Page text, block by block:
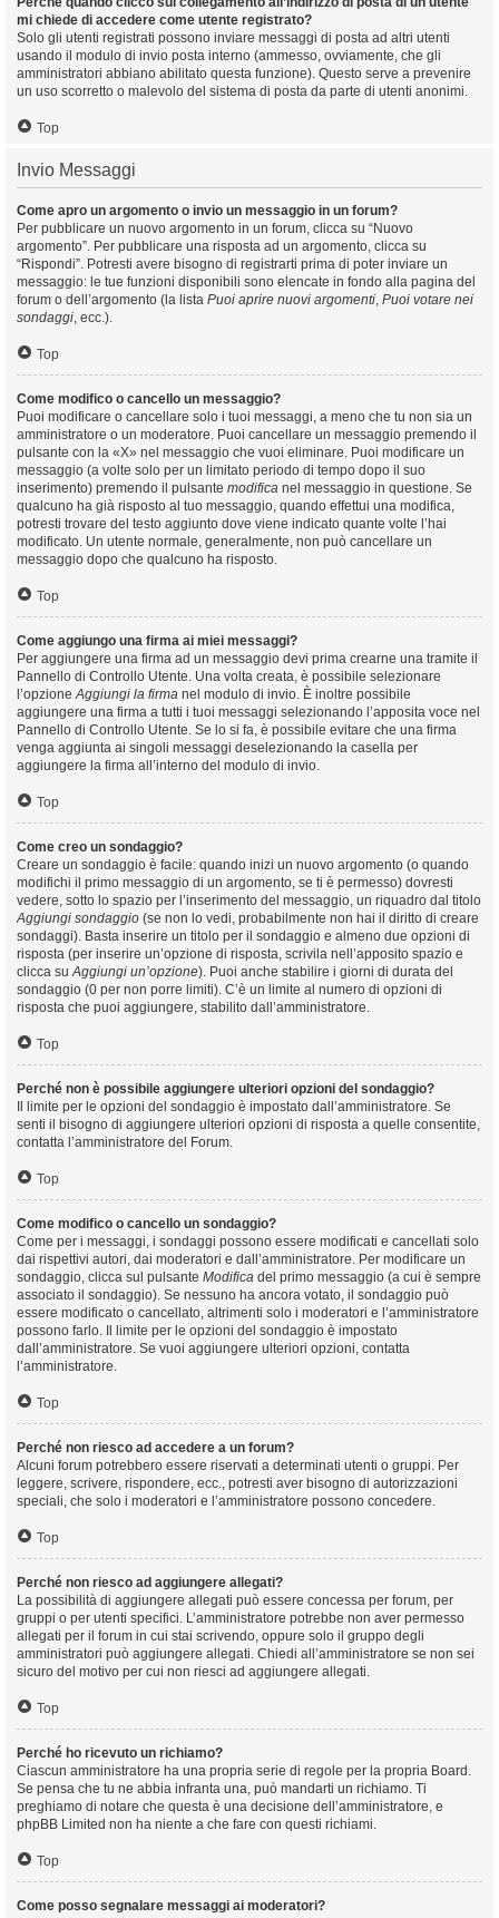
mi chiede di accedere come utente registrato?
Solo gli utenti registrati possono inviare messaggi di posta ad altri utenti
usando il modulo di invio posta interno (ammesso, ovviamente, che gli
amministratori abbiano abilitato questa funzione). Questo serve a prevenire
un uso scorretto o malevolo del sistema di posta da parte di utenti anonimi.
Top
Invio Messaggi
Come apro un argomento o invio un messaggio in un forum?
Per pubblicare un nuovo argomento in un forum, clicca su “Nuovo
argomento”. Per pubblicare una risposta ad un argomento, clicca su
“Rispondi”. Potresti avere bisogno di registrarti prima di poter inviare un
messaggio: le tue funzioni disponibili sono elencate in fondo alla pagina del
forum o dell’argomento (la lista Puoi aprire nuovi argomenti, Puoi votare nei
sondaggi, ecc.).
Top
Come modifico o cancello un messaggio?
Puoi modificare o cancellare solo i tuoi messaggi, a meno che tu non sia un
amministratore o un moderatore. Puoi cancellare un messaggio premendo il
pulsante con la «X» nel messaggio che vuoi eliminare. Puoi modificare un
messaggio (a volte solo per un limitato periodo di tempo dopo il suo
inserimento) premendo il pulsante modifica nel messaggio in questione. Se
qualcuno ha già risposto al tuo messaggio, quando effettui una modifica,
potresti trovare del testo aggiunto dove viene indicato quante volte l’hai
modificato. Un utente normale, generalmente, non può cancellare un
messaggio dopo che qualcuno ha risposto.
Top
Come aggiungo una firma ai miei messaggi?
Per aggiungere una firma ad un messaggio devi prima crearne una tramite il
Pannello di Controllo Utente. Una volta creata, è possibile selezionare
l’opzioneAggiungi la firma nel modulo di invio. È inoltre possibile
aggiungere una firma a tutti i tuoi messaggi selezionando l’apposita voce nel
Pannello di Controllo Utente. Se lo si fa, è possibile evitare che una firma
venga aggiunta ai singoli messaggi deselezionando la casella per
aggiungere la firma all’interno del modulo di invio.
Top
Come creo un sondaggio?
Creare un sondaggio è facile: quando inizi un nuovo argomento (o quando
modifichi il primo messaggio di un argomento, se ti è permesso) dovresti
vedere, sotto lo spazio per l’inserimento del messaggio, un riquadro dal titolo
Aggiungi sondaggio (se non lo vedi, probabilmente non hai il diritto di creare
sondaggi). Basta inserire un titolo per il sondaggio e almeno due opzioni di
risposta (per inserire un’opzione di risposta, scrivila nell’apposito spazio e
clicca suAggiungi un’opzione). Puoi anche stabilire i giorni di durata del
sondaggio (0 per non porre limiti). C’è un limite al numero di opzioni di
risposta che puoi aggiungere, stabilito dall’amministratore.
Top
Perché non è possibile aggiungere ulteriori opzioni del sondaggio?
Il limite per le opzioni del sondaggio è impostato dall’amministratore. Se
senti il bisogno di aggiungere ulteriori opzioni di risposta a quelle consentite,
contatta l’amministratore del Forum.
Top
Come modifico o cancello un sondaggio?
Come per i messaggi, i sondaggi possono essere modificati e cancellati solo
dai rispettivi autori, dai moderatori e dall’amministratore. Per modificare un
sondaggio, clicca sul pulsante Modifica del primo messaggio (a cui è sempre
associato il sondaggio). Se nessuno ha ancora votato, il sondaggio può
essere modificato o cancellato, altrimenti solo i moderatori e l’amministratore
possono farlo. Il limite per le opzioni del sondaggio è impostato
dall’amministratore. Se vuoi aggiungere ulteriori opzioni, contatta
l’amministratore.
Top
Perché non riesco ad accedere a un forum?
Alcuni forum potrebbero essere riservati a determinati utenti o gruppi. Per
leggere, scrivere, rispondere, ecc., potresti aver bisogno di autorizzazioni
speciali, che solo i moderatori e l’amministratore possono concedere.
Top
Perché non riesco ad aggiungere allegati?
La possibilità di aggiungere allegati può essere concessa per forum, per
gruppi o per utenti specifici. L’amministratore potrebbe non aver permesso
allegati per il forum in cui stai scrivendo, oppure solo il gruppo degli
amministratori può aggiungere allegati. Chiedi all’amministratore se non sei
sicuro del motivo per cui non riesci ad aggiungere allegati.
Top
Perché ho ricevuto un richiamo?
Ciascun amministratore ha una propria serie di regole per la propria Board.
Se pensa che tu ne abbia infranta una, può mandarti un richiamo. Ti
preghiamo di notare che questa è una decisione dell’amministratore, e
phpBB Limited non ha niente a che fare con questi richiami.
Top
Come posso segnalare messaggi ai moderatori?